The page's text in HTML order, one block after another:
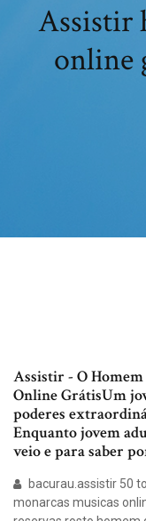
Assistir
online
Assistir - O
Online GrátisUm
poderes
Enquanto jovem
veio e para saber
bacurau.assistir 50
monarcas musicas